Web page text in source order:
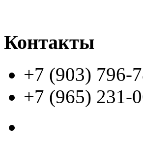
Контакты
+7 (903) 796-
+7 (965) 231-